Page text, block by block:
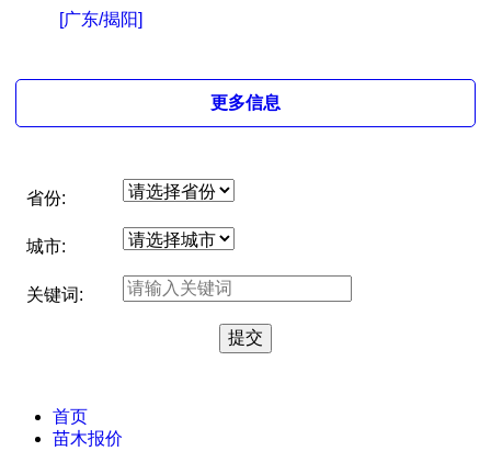
[广东/揭阳]
更多信息
省份:
城市:
关键词:
首页
苗木报价